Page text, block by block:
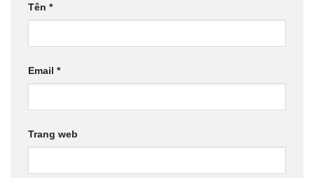
Tên *
Email *
Trang web